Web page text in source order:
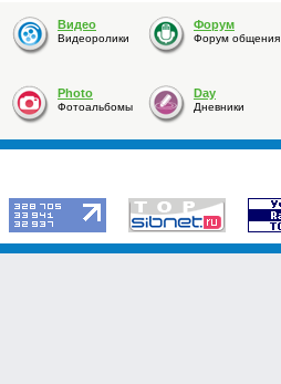
Видео
Видеоролики
Форум
Форум общения
Photo
Фотоальбомы
Day
Дневники